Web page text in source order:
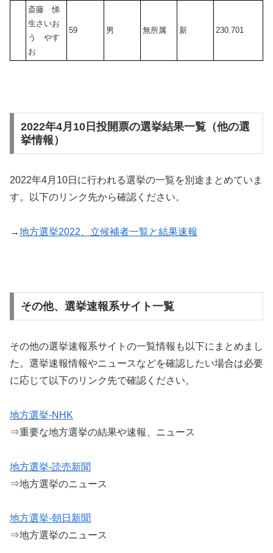
斎藤 悌
生さいお
う やす
お
59 男 無所属 新 230.701
2022年4月10日投開票の選挙結果一覧（他の選
挙情報）
2022年4月10日に行われる選挙の一覧を別途まとめていま
す。以下のリンク先から確認ください。
→地方選挙2022、立候補者一覧と結果速報
その他、選挙速報系サイト一覧
その他の選挙速報系サイトの一覧情報も以下にまとめまし
た。選挙速報情報やニュースなどを確認したい場合は必要
に応じて以下のリンク先で確認ください。
地方選挙-NHK
⇒重要な地方選挙の結果や速報、ニュース
地方選挙-読売新聞
⇒地方選挙のニュース
地方選挙-朝日新聞
⇒地方選挙のニュース